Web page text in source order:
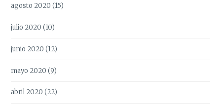
agosto 2020 (15)
julio 2020 (10)
junio 2020 (12)
mayo 2020 (9)
abril 2020 (22)